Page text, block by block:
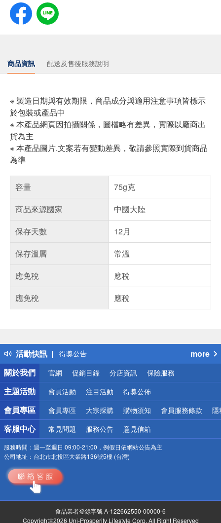
商品資訊 配送及售後服務說明
※ 製造日期與有效期限，商品成分與適用注意事項皆標示
於包裝或產品中
※ 本產品網頁因拍攝關係，圖檔略有差異，實際以廠商出
貨為主
※ 本產品圖片.文案若有變動差異，敬請參照實際到貨商品
為準
容量
75g克
商品來源國家
中國大陸
保存天數
12月
保存溫層
常溫
應免稅
應稅
應免稅
應稅
活動快訊
得獎公告
熱門話題
銀行優惠
偏遠地區配送
詐騙網頁！請小心！
more
關於我們
官網 促銷目錄 分店資訊 保險服務
主題活動 會員活動 注目活動 得獎公佈
會員專區 會員專區 大宗採購 購物須知 會員服務條款 隱
客服中心 常見問題 服務公告 意見信箱
服務時間： 週一至週日 09:00-21:00，例假日依網站公告為主
公司地址： 台北市北投區大業路136號5樓 (台灣)
食品業者登錄字號 A-122662550-00000-6
Copyright©2026 Uni-Prosperity Lifestyle Corp. All Right Reserved